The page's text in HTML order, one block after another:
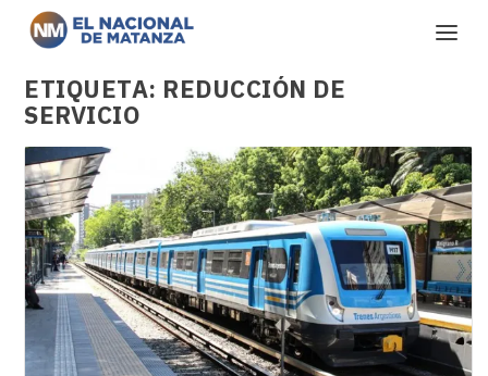
ETIQUETA: REDUCCIÓN DE
SERVICIO